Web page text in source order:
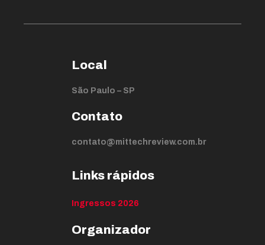
Local
São Paulo – SP
Contato
contato@mittechreview.com.br
Links rápidos
Ingressos 2026
Organizador